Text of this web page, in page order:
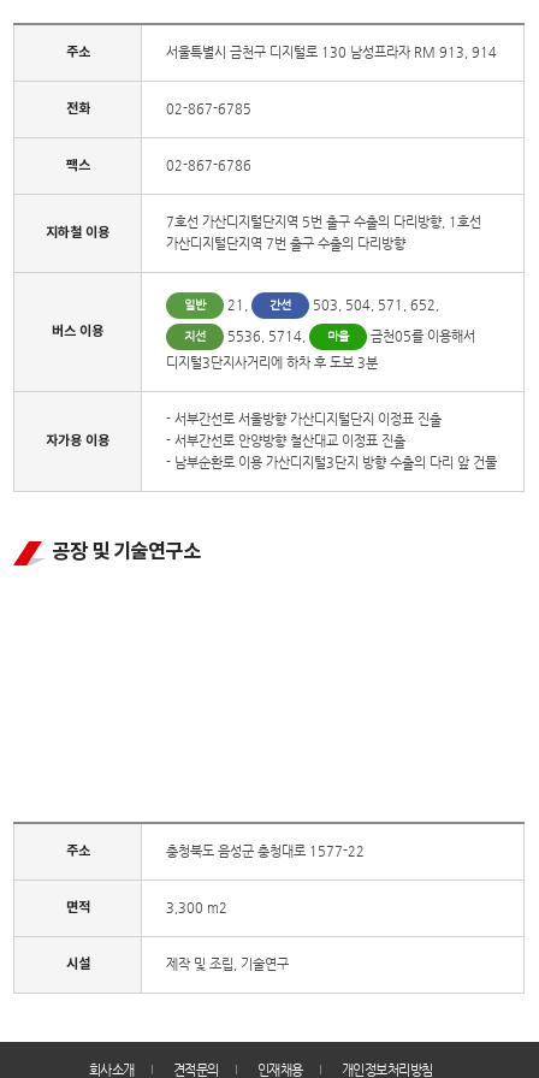
주소 서울특별시 금천구 디지털로 130 남성프라자 RM 913, 914
전화 02-867-6785
팩스 02-867-6786
지하철 이용
7호선 가산디지털단지역 5번 출구 수출의 다리방향, 1호선
가산디지털단지역 7번 출구 수출의 다리방향
버스 이용
일반 21, 간선 503, 504, 571, 652,
지선 5536, 5714, 마을
금천05를 이용해서
디지털3단지사거리에 하차 후 도보 3분
자가용 이용
- 서부간선로 서울방향 가산디지털단지 이정표 진출
- 서부간선로 안양방향 철산대교 이정표 진출
- 남부순환로 이용 가산디지털3단지 방향 수출의 다리 앞 건물
공장 및 기술연구소
주소 충청북도 음성군 충청대로 1577-22
면적 3,300 m2
시설 제작 및 조립, 기술연구
회사소개 견적문의 인재채용 개인정보처리방침